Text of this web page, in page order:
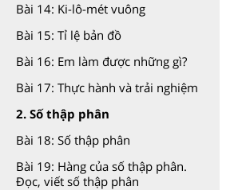
Bài 14: Ki-lô-mét vuông
Bài 15: Tỉ lệ bản đồ
Bài 16: Em làm được những gì?
Bài 17: Thực hành và trải nghiệm
2. Số thập phân
Bài 18: Số thập phân
Bài 19: Hàng của số thập phân.
Đọc, viết số thập phân